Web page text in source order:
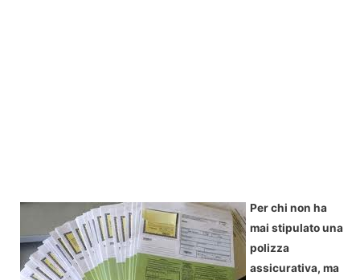
Per chi non ha
mai stipulato una
polizza
assicurativa, ma